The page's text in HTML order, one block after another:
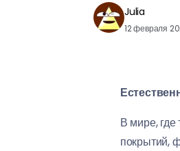
Julia
12 февраля
В мире, где
покрытий,